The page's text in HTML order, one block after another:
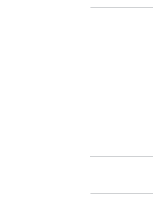
Lecteur audio
Lecteur audio